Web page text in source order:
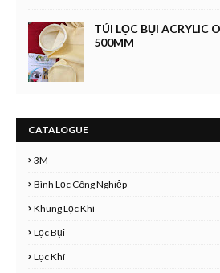
TÚI LỌC BỤI ACRYLIC
500MM
CATALOGUE
3M
Bình Lọc Công Nghiệp
Khung Lọc Khí
Lọc Bụi
Lọc Khí